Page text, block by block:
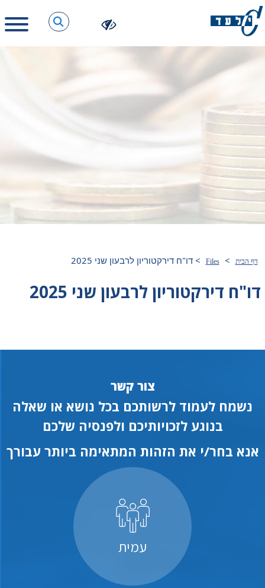
דף הבית >
Files
>דו"ח דירקטוריון לרבעון שני 2025
דו"ח דירקטוריון לרבעון שני 2025
צור קשר
נשמח לעמוד לרשותכם בכל נושא או שאלה
בנוגע לזכויותיכם ולפנסיה שלכם
אנא בחר/י את הזהות המתאימה ביותר עבורך
עמית